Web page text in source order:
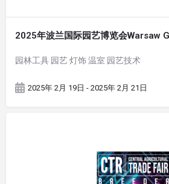
2025年波兰国际园艺博览会Warsaw
园林工具 园艺 灯饰 温室 园艺技术
2025年 2月 19日 - 2025年 2月 21日